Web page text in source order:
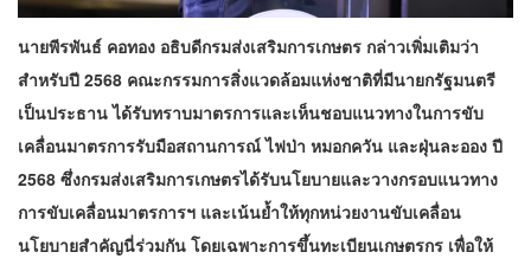
นายพีรพันธ์ คอทอง อธิบดีกรมส่งเสริมการเกษตร กล่าวเพิ่มเติมว่า
สำหรับปี 2568 คณะกรรมการสิ่งแวดล้อมแห่งชาติที่มีนายกรัฐมนตรี
เป็นประธาน ได้รับทราบมาตรการและเห็นชอบแนวทางในการขับ
เคลื่อนมาตรการรับมือสถานการณ์ ไฟป่า หมอกควัน และฝุ่นละออง ปี
2568 ซึ่งกรมส่งเสริมการเกษตรได้รับนโยบายและวางกรอบแนวทาง
การขับเคลื่อนมาตรการฯ และเน้นย้ำให้ทุกหน่วยงานขับเคลื่อน
นโยบายสำคัญนี่ร่วมกัน โดยเฉพาะการขึ้นทะเบียนเกษตรกร เพื่อให้